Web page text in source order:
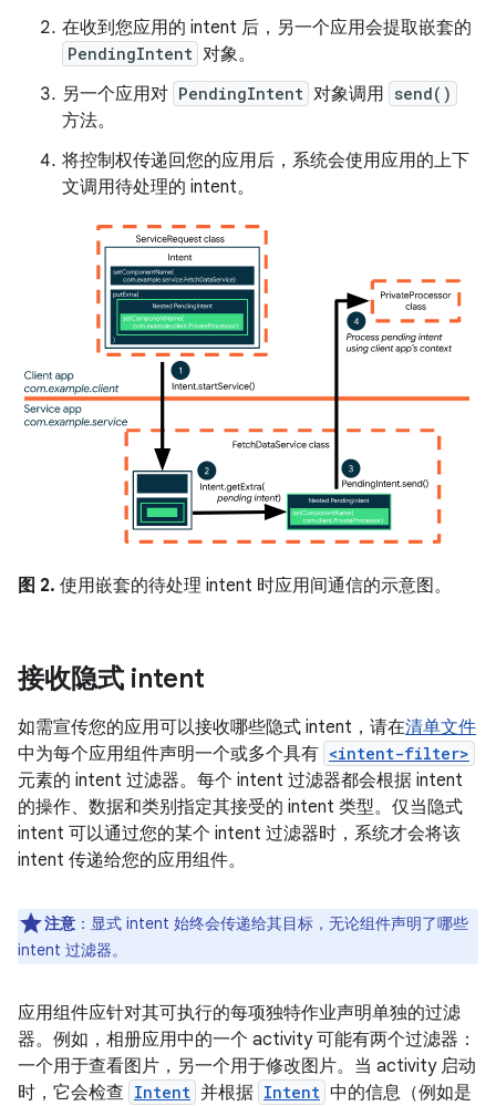
在收到您应用的 intent 后，另一个应用会提取嵌套的
PendingIntent 对象。
另一个应用对 PendingIntent 对象调用 send()
方法。
将控制权传递回您的应用后，系统会使用应用的上下
文调用待处理的 intent。
图 2. 使用嵌套的待处理 intent 时应用间通信的示意图。
接收隐式 intent
如需宣传您的应用可以接收哪些隐式 intent，请在清单文件
中为每个应用组件声明一个或多个具有 <intent-filter>
元素的 intent 过滤器。每个 intent 过滤器都会根据 intent
的操作、数据和类别指定其接受的 intent 类型。仅当隐式
intent 可以通过您的某个 intent 过滤器时，系统才会将该
intent 传递给您的应用组件。
注意 ：显式 intent 始终会传递给其目标，无论组件声明了哪些
intent 过滤器。
应用组件应针对其可执行的每项独特作业声明单独的过滤
器。例如，相册应用中的一个 activity 可能有两个过滤器：
一个用于查看图片，另一个用于修改图片。当 activity 启动
时，它会检查 Intent 并根据 Intent 中的信息（例如是